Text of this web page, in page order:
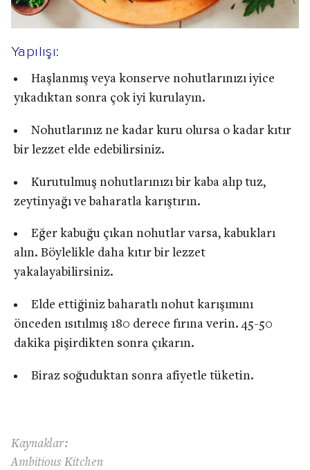
Yapılışı:
Haşlanmış veya konserve nohutlarınızı iyice
yıkadıktan sonra çok iyi kurulayın.
Nohutlarınız ne kadar kuru olursa o kadar kıtır
bir lezzet elde edebilirsiniz.
Kurutulmuş nohutlarınızı bir kaba alıp tuz,
zeytinyağı ve baharatla karıştırın.
Eğer kabuğu çıkan nohutlar varsa, kabukları
alın. Böylelikle daha kıtır bir lezzet
yakalayabilirsiniz.
Elde ettiğiniz baharatlı nohut karışımını
önceden ısıtılmış 180 derece fırına verin. 45-50
dakika pişirdikten sonra çıkarın.
Biraz soğuduktan sonra afiyetle tüketin.
Kaynaklar:
Ambitious Kitchen